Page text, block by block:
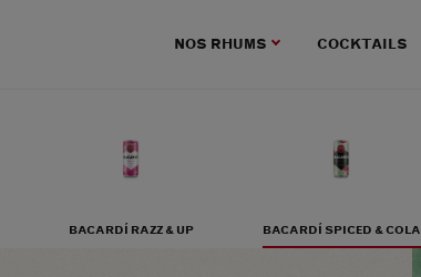
NOS RHUMS COCKTAILS
BACARDÍ RAZZ & UP BACARDÍ SPICED & COLA